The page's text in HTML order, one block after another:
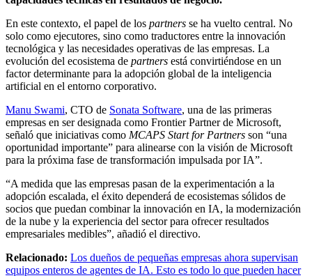
En este contexto, el papel de los partners se ha vuelto central. No
solo como ejecutores, sino como traductores entre la innovación
tecnológica y las necesidades operativas de las empresas. La
evolución del ecosistema de partners está convirtiéndose en un
factor determinante para la adopción global de la inteligencia
artificial en el entorno corporativo.
Manu Swami, CTO de Sonata Software, una de las primeras
empresas en ser designada como Frontier Partner de Microsoft,
señaló que iniciativas como MCAPS Start for Partners son “una
oportunidad importante” para alinearse con la visión de Microsoft
para la próxima fase de transformación impulsada por IA”.
“A medida que las empresas pasan de la experimentación a la
adopción escalada, el éxito dependerá de ecosistemas sólidos de
socios que puedan combinar la innovación en IA, la modernización
de la nube y la experiencia del sector para ofrecer resultados
empresariales medibles”, añadió el directivo.
Relacionado: Los dueños de pequeñas empresas ahora supervisan
equipos enteros de agentes de IA. Esto es todo lo que pueden hacer